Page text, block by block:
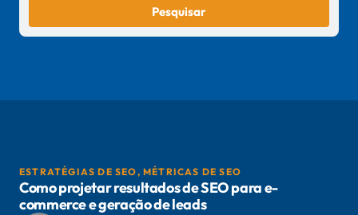
Pesquisar
ESTRATÉGIAS DE SEO,MÉTRICAS DE SEO
Como projetar resultados de SEO para e-
commerce e geração de leads